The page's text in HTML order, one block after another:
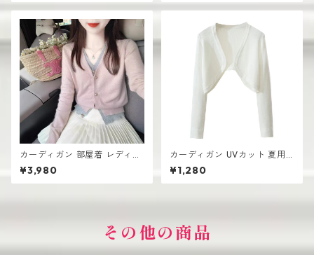
カーディガン 部屋着 レディー
ス 薄手 高見え シンプル おし
ゃれ 韓国風
¥3,980
カーディガン UVカット 夏用
レディース ざっくり シンプル
おしゃれ
¥1,280
その他の商品